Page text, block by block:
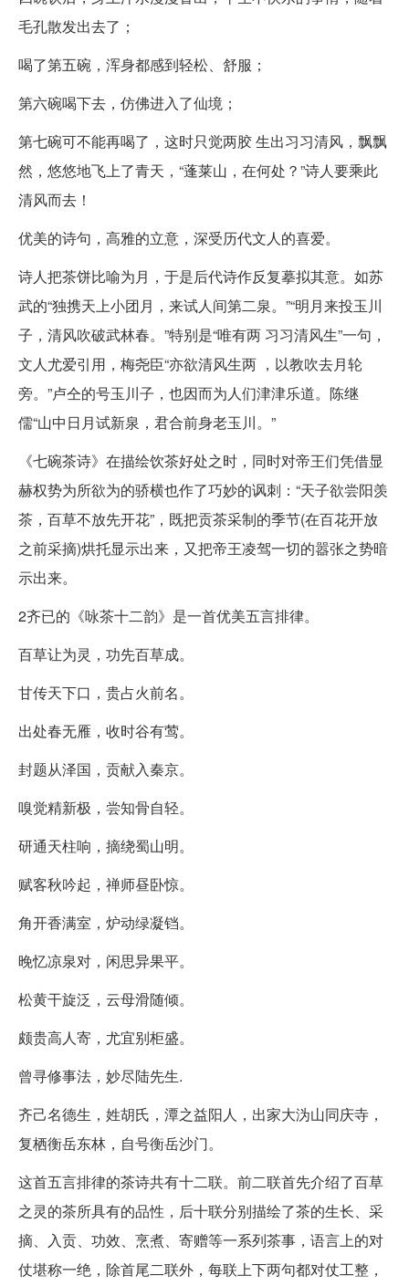
毛孔散发出去了；
喝了第五碗，浑身都感到轻松、舒服；
第六碗喝下去，仿佛进入了仙境；
第七碗可不能再喝了，这时只觉两胶 生出习习清风，飘飘
然，悠悠地飞上了青天，“蓬莱山，在何处？”诗人要乘此
清风而去！
优美的诗句，高雅的立意，深受历代文人的喜爱。
诗人把茶饼比喻为月，于是后代诗作反复摹拟其意。如苏
武的“独携天上小团月，来试人间第二泉。”“明月来投玉川
子，清风吹破武林春。”特别是“唯有两 习习清风生”一句，
文人尤爱引用，梅尧臣“亦欲清风生两 ，以教吹去月轮
旁。”卢仝的号玉川子，也因而为人们津津乐道。陈继
儒“山中日月试新泉，君合前身老玉川。”
《七碗茶诗》在描绘饮茶好处之时，同时对帝王们凭借显
赫权势为所欲为的骄横也作了巧妙的讽刺：“天子欲尝阳羡
茶，百草不放先开花”，既把贡茶采制的季节(在百花开放
之前采摘)烘托显示出来，又把帝王凌驾一切的嚣张之势暗
示出来。
2齐已的《咏茶十二韵》是一首优美五言排律。
百草让为灵，功先百草成。
甘传天下口，贵占火前名。
出处春无雁，收时谷有莺。
封题从泽国，贡献入秦京。
嗅觉精新极，尝知骨自轻。
研通天柱响，摘绕蜀山明。
赋客秋吟起，禅师昼卧惊。
角开香满室，炉动绿凝铛。
晚忆凉泉对，闲思异果平。
松黄干旋泛，云母滑随倾。
颇贵高人寄，尤宜别柜盛。
曾寻修事法，妙尽陆先生.
齐己名德生，姓胡氏，潭之益阳人，出家大沩山同庆寺，
复栖衡岳东林，自号衡岳沙门。
这首五言排律的茶诗共有十二联。前二联首先介绍了百草
之灵的茶所具有的品性，后十联分别描绘了茶的生长、采
摘、入贡、功效、烹煮、寄赠等一系列茶事，语言上的对
仗堪称一绝，除首尾二联外，每联上下两句都对仗工整，